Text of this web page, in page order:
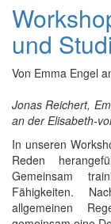
und
Von Emma Engel
Jonas Reichert,
an der Elisabeth-
In unseren
Reden
Gemeinsam
Fähigkeiten.
allgemeinen